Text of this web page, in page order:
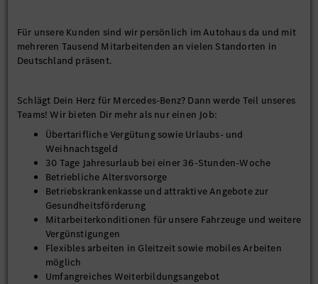
Für unsere Kunden sind wir persönlich im Autohaus da und mit
mehreren Tausend Mitarbeitenden an vielen Standorten in
Deutschland präsent.
Schlägt Dein Herz für Mercedes-Benz? Dann werde Teil unseres
Teams! Wir bieten Dir mehr als nur einen Job:
Übertarifliche Vergütung sowie Urlaubs- und
Weihnachtsgeld
30 Tage Jahresurlaub bei einer 36-Stunden-Woche
Betriebliche Altersvorsorge
Betriebskrankenkasse und attraktive Angebote zur
Gesundheitsförderung
Mitarbeiterkonditionen für unsere Fahrzeuge und weitere
Vergünstigungen
Flexibles arbeiten in Gleitzeit sowie mobiles Arbeiten
möglich
Umfangreiches Weiterbildungsangebot